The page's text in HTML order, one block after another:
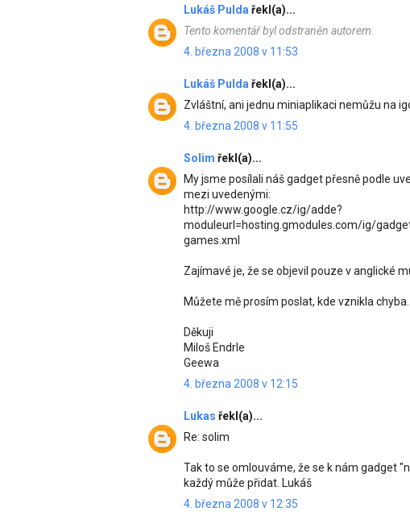
Lukáš Pulda řekl(a)...
Tento komentář byl odstraněn autorem.
4. března 2008 v 11:53
Lukáš Pulda řekl(a)...
Zvláštní, ani jednu miniaplikaci nemůžu na
4. března 2008 v 11:55
Solim řekl(a)...
My jsme posílali náš gadget přesně podle
mezi uvedenými:
http://www.google.cz/ig/adde?
moduleurl=hosting.gmodules.com/ig/
games.xml
Zajímavé je, že se objevil pouze v anglické
Můžete mě prosím poslat, kde vznikla chyba.
Děkuji
Miloš Endrle
Geewa
4. března 2008 v 12:15
Lukas řekl(a)...
Re: solim
Tak to se omlouváme, že se k nám gadget
každý může přidat. Lukáš
4. března 2008 v 12:35